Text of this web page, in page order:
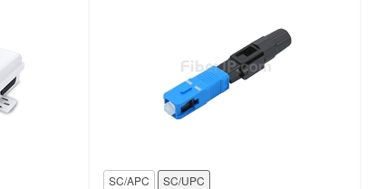
SC/APC SC/UPC